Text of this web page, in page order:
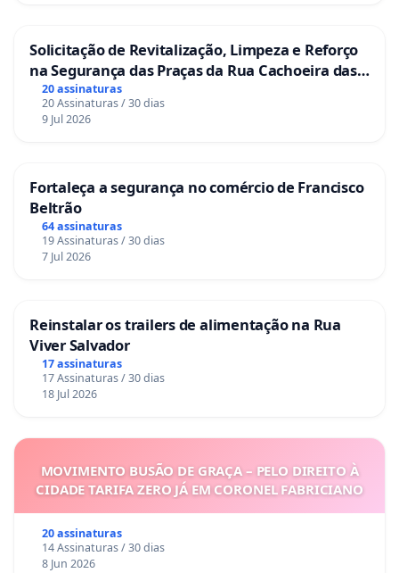
Solicitação de Revitalização, Limpeza e Reforço
na Segurança das Praças da Rua Cachoeira das
Sete Ilhas
20 assinaturas
20 Assinaturas / 30 dias
9 Jul 2026
Fortaleça a segurança no comércio de Francisco
Beltrão
64 assinaturas
19 Assinaturas / 30 dias
7 Jul 2026
Reinstalar os trailers de alimentação na Rua
Viver Salvador
17 assinaturas
17 Assinaturas / 30 dias
18 Jul 2026
MOVIMENTO BUSÃO DE GRAÇA – PELO DIREITO À
CIDADE TARIFA ZERO JÁ EM CORONEL FABRICIANO
20 assinaturas
14 Assinaturas / 30 dias
8 Jun 2026